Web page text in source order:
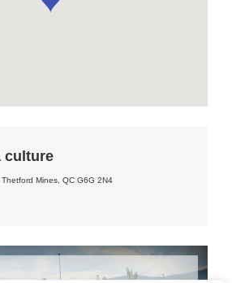
culture
Mines, QC G6G 2N4